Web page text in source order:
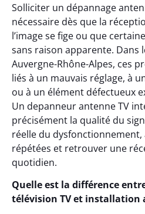
Solliciter un dépannage
nécessaire dès que la
l’image se fige ou que
sans raison apparente. Dans
Auvergne-Rhône-Alpes, ces
liés à un mauvais réglage, à
ou à un élément défectueux
Un depanneur antenne TV
précisément la qualité du
réelle du dysfonctionnement,
répétées et retrouver une
quotidien.
Quelle est la différence
télévision TV et installation